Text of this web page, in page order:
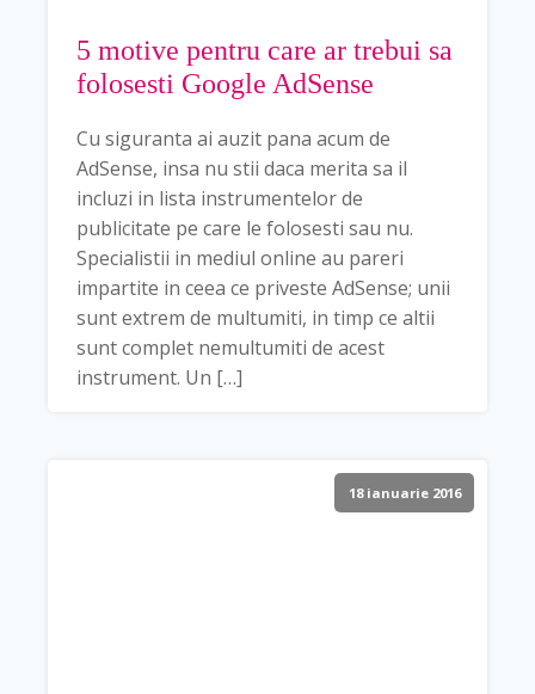
5 motive pentru care ar trebui sa
folosesti Google AdSense
Cu siguranta ai auzit pana acum de
AdSense, insa nu stii daca merita sa il
incluzi in lista instrumentelor de
publicitate pe care le folosesti sau nu.
Specialistii in mediul online au pareri
impartite in ceea ce priveste AdSense; unii
sunt extrem de multumiti, in timp ce altii
sunt complet nemultumiti de acest
instrument. Un […]
18 ianuarie 2016